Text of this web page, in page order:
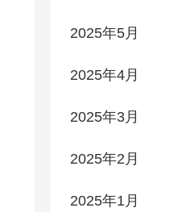
2025年5月
2025年4月
2025年3月
2025年2月
2025年1月